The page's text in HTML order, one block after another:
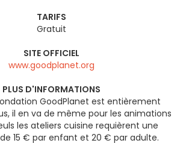
TARIFS
Gratuit
SITE OFFICIEL
www.goodplanet.org
PLUS D'INFORMATIONS
GoodPlanet est entièrement
il en va de même pour les animations
les ateliers cuisine requièrent une
15 € par enfant et 20 € par adulte.